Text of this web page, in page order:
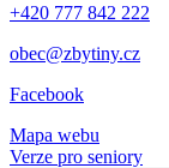
+420 777 842 222
obec@zbytiny.cz
Facebook
Mapa webu
Verze pro seniory